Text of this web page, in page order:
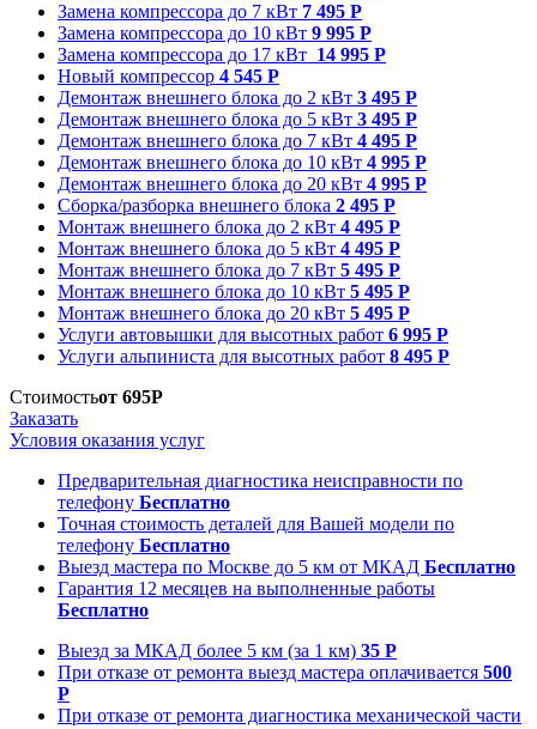
Замена компрессора до 7 кВт 7 495 Р
Замена компрессора до 10 кВт 9 995 Р
Замена компрессора до 17 кВт 14 995 Р
Новый компрессор 4 545 Р
Демонтаж внешнего блока до 2 кВт 3 495 Р
Демонтаж внешнего блока до 5 кВт 3 495 Р
Демонтаж внешнего блока до 7 кВт 4 495 Р
Демонтаж внешнего блока до 10 кВт 4 995 Р
Демонтаж внешнего блока до 20 кВт 4 995 Р
Сборка/разборка внешнего блока 2 495 Р
Монтаж внешнего блока до 2 кВт 4 495 Р
Монтаж внешнего блока до 5 кВт 4 495 Р
Монтаж внешнего блока до 7 кВт 5 495 Р
Монтаж внешнего блока до 10 кВт 5 495 Р
Монтаж внешнего блока до 20 кВт 5 495 Р
Услуги автовышки для высотных работ 6 995 Р
Услуги альпиниста для высотных работ 8 495 Р
Стоимостьот 695Р
Заказать
Условия оказания услуг
Предварительная диагностика неисправности по
телефону Бесплатно
Точная стоимость деталей для Вашей модели по
телефону Бесплатно
Выезд мастера по Москве до 5 км от МКАД Бесплатно
Гарантия 12 месяцев на выполненные работы
Бесплатно
Выезд за МКАД более 5 км (за 1 км) 35 Р
При отказе от ремонта выезд мастера оплачивается 500
Р
При отказе от ремонта диагностика механической части